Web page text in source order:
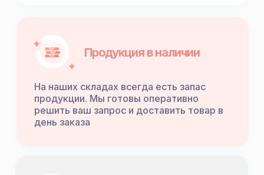
Продукция в наличии
На наших складах всегда есть запас
продукции. Мы готовы оперативно
решить ваш запрос и доставить товар в
день заказа